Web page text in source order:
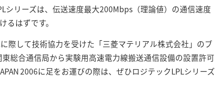
シリーズは、伝送速度最大200Mbps（理論値）の通信速度
るはずです。
際して技術協力を受けた「三菱マテリアル株式会社」のブ
総合通信局から実験用高速電力線搬送通信設備の設置許可
2006に足をお運びの際は、ぜひロジテックLPLシリーズ